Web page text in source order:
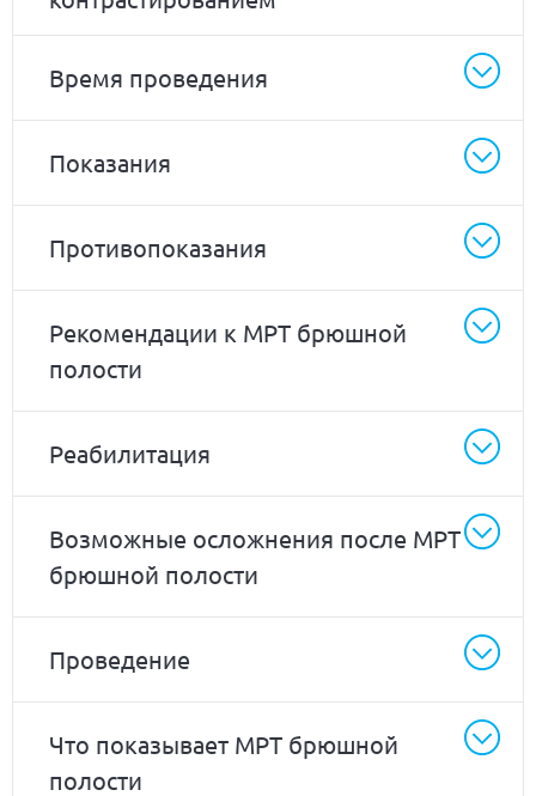
Время проведения
Показания
Противопоказания
Рекомендации к МРТ брюшной
полости
Реабилитация
Возможные осложнения после МРТ
брюшной полости
Проведение
Что показывает МРТ брюшной
полости